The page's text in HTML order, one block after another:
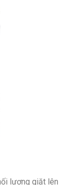
lượng giặt lên